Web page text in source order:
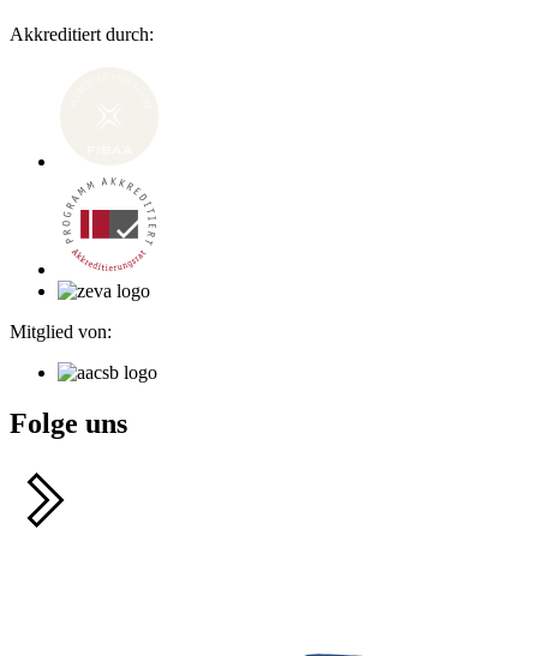
Akkreditiert durch:
Mitglied von:
Folge uns